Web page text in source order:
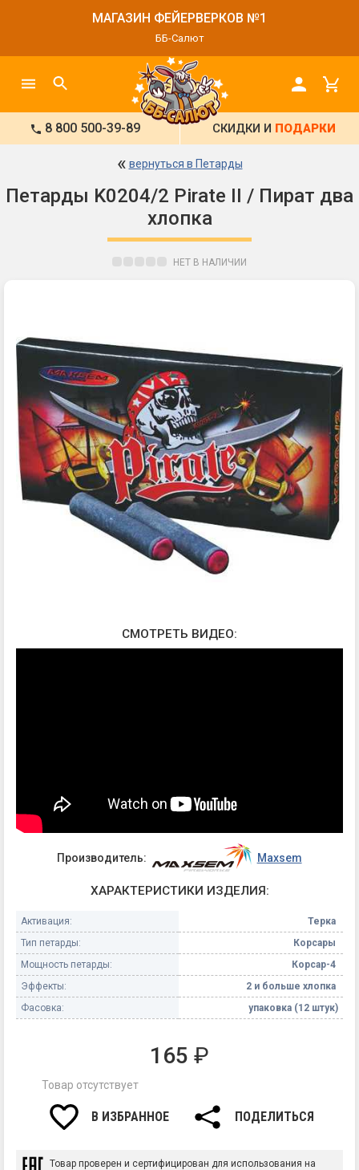
МАГАЗИН ФЕЙЕРВЕРКОВ №1
ББ-Салют
8 800 500-39-89 СКИДКИ И ПОДАРКИ
« вернуться в Петарды
Петарды K0204/2 Pirate II / Пират два
хлопка
НЕТ В НАЛИЧИИ
СМОТРЕТЬ ВИДЕО:
Производитель: Maxsem
ХАРАКТЕРИСТИКИ ИЗДЕЛИЯ:
Активация:
Терка
Тип петарды:
Корсары
Мощность петарды:
Корсар-4
Эффекты:
2 и больше хлопка
Фасовка:
упаковка (12 штук)
165 ₽
Товар отсутствует
В ИЗБРАННОЕ ПОДЕЛИТЬСЯ
Товар проверен и сертифицирован для использования на